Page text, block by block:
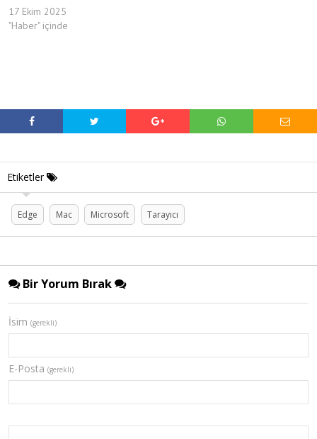
17 Ekim 2025
"Haber" içinde
Etiketler
Edge Mac Microsoft Tarayıcı
Bir Yorum Bırak
İsim (gerekli)
E-Posta (gerekli)